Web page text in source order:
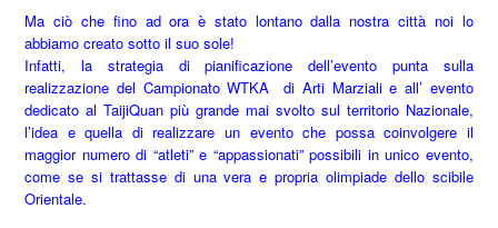
Ma ciò che fino ad ora è stato lontano dalla nostra città noi lo
abbiamo creato sotto il suo sole!
Infatti, la strategia di pianificazione dell’evento punta sulla
realizzazione del Campionato WTKA di Arti Marziali e all’ evento
dedicato al TaijiQuan più grande mai svolto sul territorio Nazionale,
l’idea e quella di realizzare un evento che possa coinvolgere il
maggior numero di “atleti” e “appassionati” possibili in unico evento,
come se si trattasse di una vera e propria olimpiade dello scibile
Orientale.